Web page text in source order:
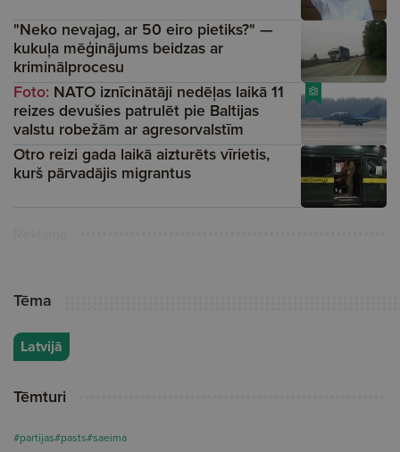
"Neko nevajag, ar 50 eiro pietiks?" —
kukuļa mēģinājums beidzas ar
kriminālprocesu
Foto: NATO iznīcinātāji nedēļas laikā 11
reizes devušies patrulēt pie Baltijas
valstu robežām ar agresorvalstīm
Otro reizi gada laikā aizturēts vīrietis,
kurš pārvadājis migrantus
Tēma
Latvijā
Tēmturi
#partijas#pasts#saeima